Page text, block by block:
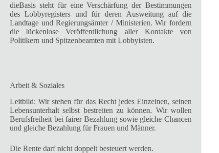
dieBasis steht für eine Verschärfung der Bestimmungen
des Lobbyregisters und für deren Ausweitung auf die
Landtage und Regierungsämter / Ministerien. Wir fordern
die lückenlose Veröffentlichung aller Kontakte von
Politikern und Spitzenbeamten mit Lobbyisten.
Arbeit & Soziales
Leitbild: Wir stehen für das Recht jedes Einzelnen, seinen
Lebensunterhalt selbst bestreiten zu können. Wir wollen
Berufsfreiheit bei fairer Bezahlung sowie gleiche Chancen
und gleiche Bezahlung für Frauen und Männer.
Die Rente darf nicht doppelt besteuert werden.